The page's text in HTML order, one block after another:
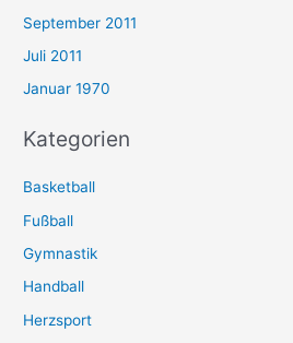
September 2011
Juli 2011
Januar 1970
Kategorien
Basketball
Fußball
Gymnastik
Handball
Herzsport